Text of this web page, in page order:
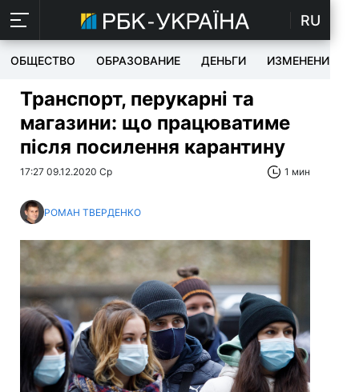
RU
ОБЩЕСТВО ОБРАЗОВАНИЕ ДЕНЬГИ ИЗМЕНЕНИЯ
Транспорт, перукарні та
магазини: що працюватиме
після посилення карантину
17:27 09.12.2020 Ср 1 мин
РОМАН ТВЕРДЕНКО